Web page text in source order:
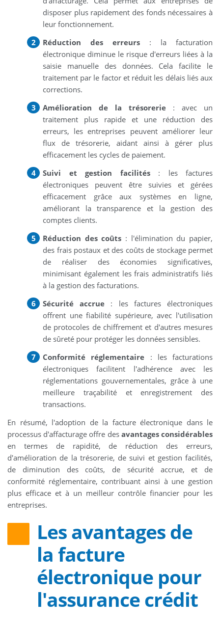
disposer plus rapidement des fonds nécessaires à
leur fonctionnement.
Réduction des erreurs : la facturation
électronique diminue le risque d'erreurs liées à la
saisie manuelle des données. Cela facilite le
traitement par le factor et réduit les délais liés aux
corrections.
Amélioration de la trésorerie : avec un
traitement plus rapide et une réduction des
erreurs, les entreprises peuvent améliorer leur
flux de trésorerie, aidant ainsi à gérer plus
efficacement les cycles de paiement.
Suivi et gestion facilités: les factures
électroniques peuvent être suivies et gérées
efficacement grâce aux systèmes en ligne,
améliorant la transparence et la gestion des
comptes clients.
Réduction des coûts : l'élimination du papier,
des frais postaux et des coûts de stockage permet
de réaliser des économies significatives,
minimisant également les frais administratifs liés
à la gestion des facturations.
Sécurité accrue : les factures électroniques
offrent une fiabilité supérieure, avec l'utilisation
de protocoles de chiffrement et d'autres mesures
de sûreté pour protéger les données sensibles.
Conformité réglementaire : les facturations
électroniques facilitent l'adhérence avec les
réglementations gouvernementales, grâce à une
meilleure traçabilité et enregistrement des
transactions.
En résumé, l'adoption de la facture électronique dans le
processus d'affacturage offre des avantages considérables
en termes de rapidité, de réduction des erreurs,
d'amélioration de la trésorerie, de suivi et gestion facilités,
de diminution des coûts, de sécurité accrue, et de
conformité réglementaire, contribuant ainsi à une gestion
plus efficace et à un meilleur contrôle financier pour les
entreprises.
Les avantages de
la facture
électronique pour
l'assurance crédit